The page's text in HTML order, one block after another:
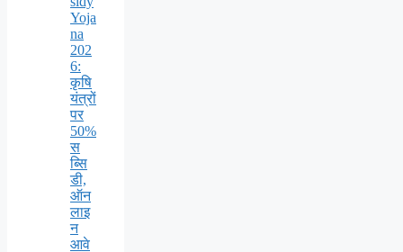
Yoja
na
202
6:
कृषि
यंत्रों
पर
50%
स
ब्सि
डी,
ऑन
लाइ
न
आवे